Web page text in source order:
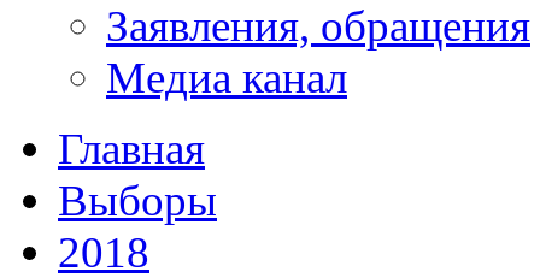
Заявления, обращения
Медиа канал
Главная
Выборы
2018